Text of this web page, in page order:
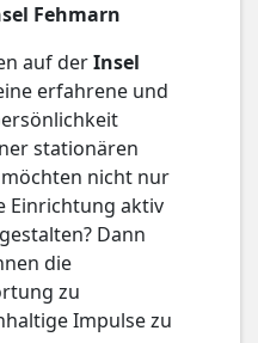
Fehmarn
auf derInsel
erfahrene und
stationären
nicht nur
Einrichtung aktiv
Dann
die
zu
Impulse zu